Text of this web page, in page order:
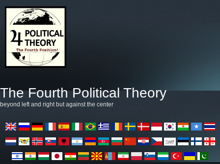
The Fourth Political Theory
beyond left and right but against the center